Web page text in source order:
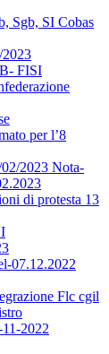
Sgb, SI Cobas
FISI
per l’8
2023 Nota-
di protesta 13
07.12.2022
Flc cgil
2022